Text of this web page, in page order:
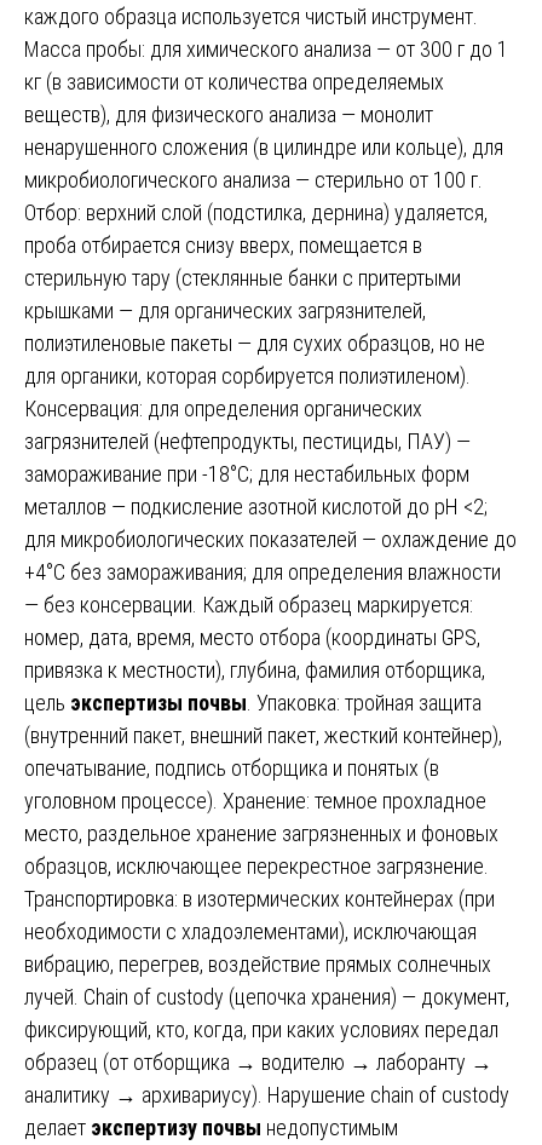
каждого образца используется чистый инструмент.
Масса пробы: для химического анализа — от 300 г до 1
кг (в зависимости от количества определяемых
веществ), для физического анализа — монолит
ненарушенного сложения (в цилиндре или кольце), для
микробиологического анализа — стерильно от 100 г.
Отбор: верхний слой (подстилка, дернина) удаляется,
проба отбирается снизу вверх, помещается в
стерильную тару (стеклянные банки с притертыми
крышками — для органических загрязнителей,
полиэтиленовые пакеты — для сухих образцов, но не
для органики, которая сорбируется полиэтиленом).
Консервация: для определения органических
загрязнителей (нефтепродукты, пестициды, ПАУ) —
замораживание при -18°C; для нестабильных форм
металлов — подкисление азотной кислотой до pH <2;
для микробиологических показателей — охлаждение до
+4°C без замораживания; для определения влажности
— без консервации. Каждый образец маркируется:
номер, дата, время, место отбора (координаты GPS,
привязка к местности), глубина, фамилия отборщика,
цель экспертизы почвы . Упаковка: тройная защита
(внутренний пакет, внешний пакет, жесткий контейнер),
опечатывание, подпись отборщика и понятых (в
уголовном процессе). Хранение: темное прохладное
место, раздельное хранение загрязненных и фоновых
образцов, исключающее перекрестное загрязнение.
Транспортировка: в изотермических контейнерах (при
необходимости с хладоэлементами), исключающая
вибрацию, перегрев, воздействие прямых солнечных
лучей. Chain of custody (цепочка хранения) — документ,
фиксирующий, кто, когда, при каких условиях передал
образец (от отборщика → водителю → лаборанту →
аналитику → архивариусу). Нарушение chain of custody
делает экспертизу почвы недопустимым